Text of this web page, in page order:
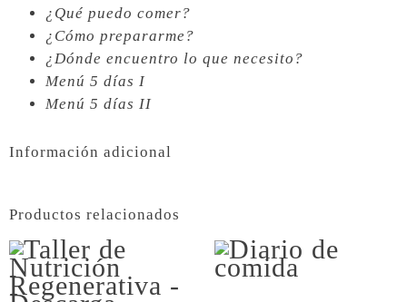
¿Qué puedo comer?
¿Cómo prepararme?
¿Dónde encuentro lo que necesito?
Menú 5 días I
Menú 5 días II
Información adicional
Productos relacionados